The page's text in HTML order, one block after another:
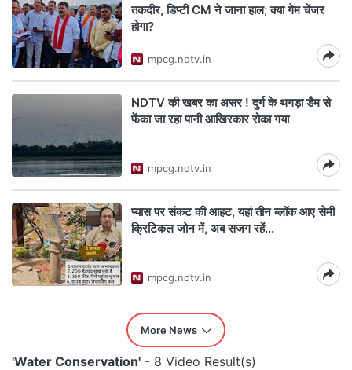
तकदीर, डिप्टी CM ने जाना हाल; क्या गेम चेंजर
होगा?
mpcg.ndtv.in
NDTV की खबर का असर ! दुर्ग के थगड़ा डैम से
फेंका जा रहा पानी आखिरकार रोका गया
mpcg.ndtv.in
प्यास पर संकट की आहट, यहां तीन ब्लॉक आए सेमी
क्रिटिकल जोन में, अब सजग रहें...
mpcg.ndtv.in
More News
'Water Conservation' - 8 Video Result(s)